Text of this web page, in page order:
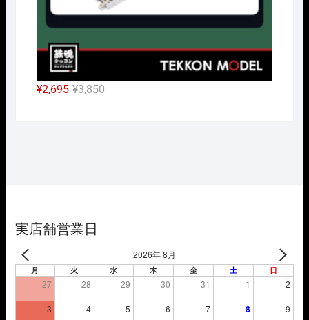
¥3,850元
¥2,695
現
実店舗営業日
2026年 8月
月 火 水 木 金 土 日
27 28 29 30 31 1 2
3 4 5 6 7 8 9